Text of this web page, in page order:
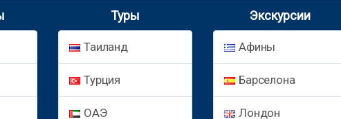
Туры
Таиланд
Турция
ОАЭ
Экскурсии
Афины
Барселона
Лондон